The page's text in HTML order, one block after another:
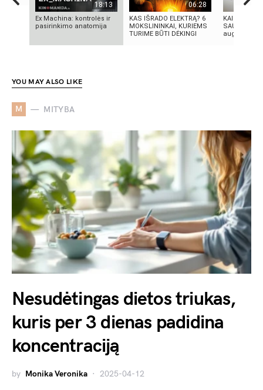
18:13
Ex Machina: kontrolės ir
pasirinkimo anatomija
06:28
KAS IŠRADO ELEKTRĄ? 6
MOKSLININKAI, KURIEMS
TURIME BŪTI DĖKINGI
KAIP
SAU: 7
augimo
YOU MAY ALSO LIKE
M MITYBA
Nesudėtingas dietos triukas,
kuris per 3 dienas padidina
koncentraciją
by Monika Veronika 2025-04-12